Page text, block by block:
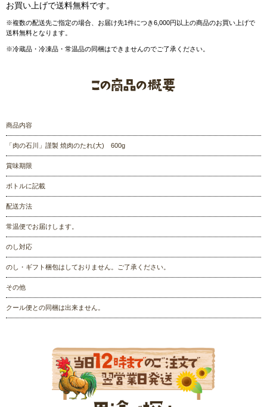
お買い上げで送料無料です。
※複数の配送先ご指定の場合、お届け先1件につき6,000円以上の商品のお買い上げで
送料無料となります。
※冷蔵品・冷凍品・常温品の同梱はできませんのでご了承ください。
商品内容
「肉の石川」謹製 焼肉のたれ(大) 600g
賞味期限
ボトルに記載
配送方法
常温便でお届けします。
のし対応
のし・ギフト梱包はしておりません。ご了承ください。
その他
クール便との同梱は出来ません。